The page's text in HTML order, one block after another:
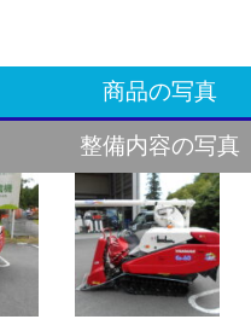
商品の写真
整備内容の写真